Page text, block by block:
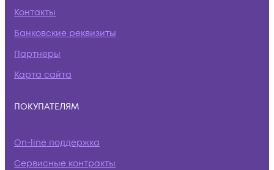
Контакты
Банковские реквизиты
Партнеры
Карта сайта
ПОКУПАТЕЛЯМ
On-line поддержка
Сервисные контракты